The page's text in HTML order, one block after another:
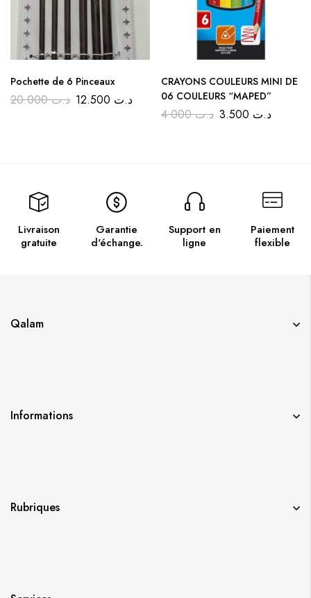
Pochette de 6 Pinceaux
د.ت20.000 د.ت
CRAYONS COULEURS MINI DE
06 COULEURS “MAPED”
د.ت4.000 د.ت
Livraison
gratuite
Garantie
d'échange.
Support en
ligne
Paiement
flexible
Qalam
Informations
Rubriques